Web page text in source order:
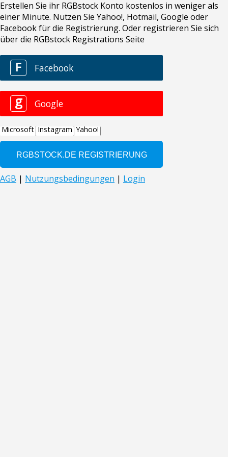
Erstellen Sie ihr RGBstock Konto kostenlos in weniger als
einer Minute. Nutzen Sie Yahoo!, Hotmail, Google oder
Facebook für die Registrierung. Oder registrieren Sie sich
über die RGBstock Registrations Seite
F Facebook
g Google
Microsoft Instagram Yahoo!
AGB | Nutzungsbedingungen | Login